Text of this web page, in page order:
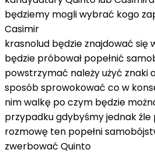
będziemy mogli wybrać kogo
Casimir
krasnolud będzie znajdować się
będzie próbował popełnić
powstrzymać należy użyć znaki
sposób sprowokować co w
nim walkę po czym będzie
przypadku gdybyśmy jednak
rozmowę ten popełni
zwerbować Quinto